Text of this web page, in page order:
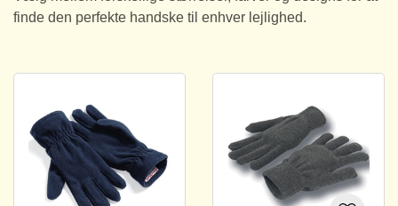
finde den perfekte handske til enhver lejlighed.